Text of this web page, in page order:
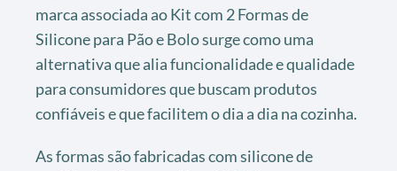
marca associada ao Kit com 2 Formas de
Silicone para Pão e Bolo surge como uma
alternativa que alia funcionalidade e qualidade
para consumidores que buscam produtos
confiáveis e que facilitem o dia a dia na cozinha.
As formas são fabricadas com silicone de